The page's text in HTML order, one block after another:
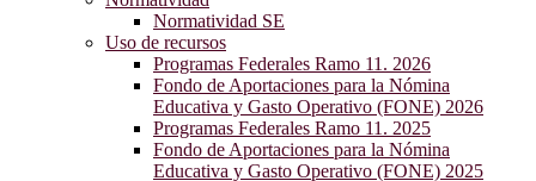
Normatividad SE
Uso de recursos
Programas Federales Ramo 11. 2026
Fondo de Aportaciones para la Nómina
Educativa y Gasto Operativo (FONE) 2026
Programas Federales Ramo 11. 2025
Fondo de Aportaciones para la Nómina
Educativa y Gasto Operativo (FONE) 2025